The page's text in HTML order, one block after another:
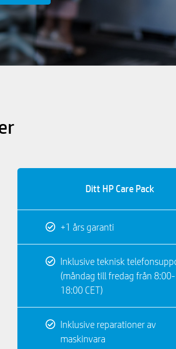
Ditt HP Care Pack
+1 års garanti
Inklusive teknisk
(måndag till fredag ​​från 8:00-
18:00 CET)
Inklusive reparationer av
maskinvara